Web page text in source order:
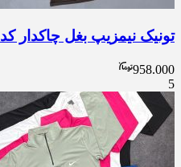
تونیک نیمزیپ بغل چاکدار کد 4300
958.000
5